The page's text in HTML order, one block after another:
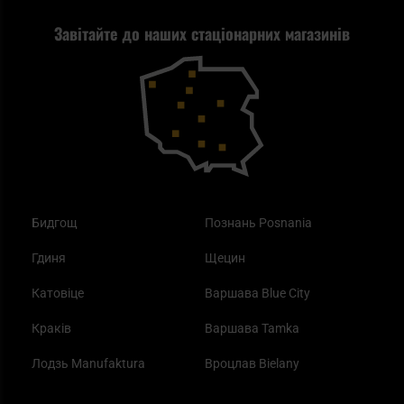
Завітайте до наших стаціонарних магазинів
Бидгощ
Гдиня
Катовіце
Краків
Лодзь Manufaktura
Познань Posnania
Щецин
Варшава Blue City
Варшава Tamka
Вроцлав Bielany
Повернення товару
Blackout - що це таке?
Як працює маска від смогу?
Найкращі спальні мішки на осінь
Самозахист